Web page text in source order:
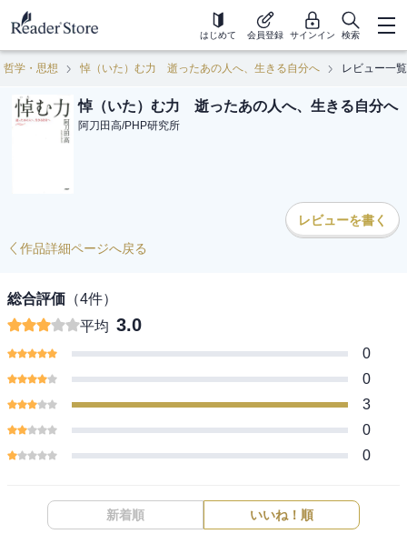
はじめて 会員登録 サインイン 検索
哲学・思想 悼（いた）む力 逝ったあの人へ、生きる自分へ レビュー一覧
悼（いた）む力 逝ったあの人へ、生きる自分へ
阿刀田高/PHP研究所
レビューを書く
作品詳細ページへ戻る
総合評価 （4件）
平均 3.0
0
0
3
0
0
新着順 いいね！順